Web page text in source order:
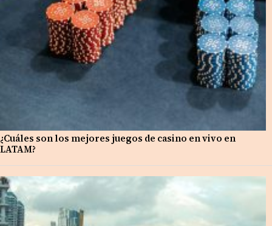
¿Cuáles son los mejores juegos de casino en vivo en
LATAM?